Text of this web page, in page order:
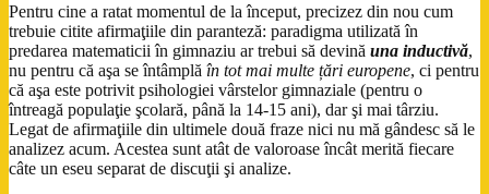
Pentru cine a ratat momentul de la început, precizez din nou cum
trebuie citite afirmaţiile din paranteză: paradigma utilizată în
predarea matematicii în gimnaziu ar trebui să devină una inductivă,
nu pentru că aşa se întâmplă în tot mai multe țări europene, ci pentru
că aşa este potrivit psihologiei vârstelor gimnaziale (pentru o
întreagă populaţie şcolară, până la 14-15 ani), dar şi mai târziu.
Legat de afirmaţiile din ultimele două fraze nici nu mă gândesc să le
analizez acum. Acestea sunt atât de valoroase încât merită fiecare
câte un eseu separat de discuţii şi analize.